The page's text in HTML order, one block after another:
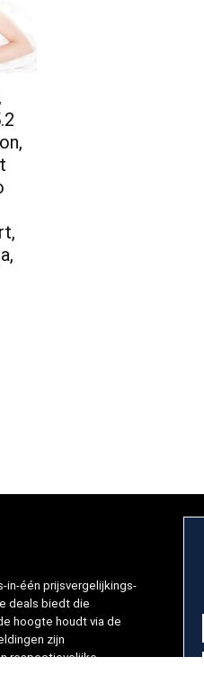
in-één prijsvergelijkings-
deals biedt die
hoogte houdt via de
zijn
respectievelijke